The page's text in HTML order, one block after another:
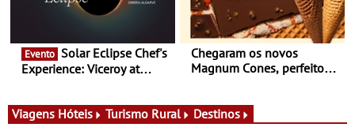
Evento
Experience: Viceroy at
exclusiva
Chegaram os novos
Magnum Cones, perfeitos
Viagens Hóteis Turismo Rural Destinos